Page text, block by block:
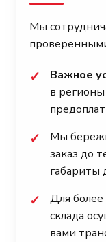
Мы
✓ Важное
в регионы
✓
Мы
заказ до
габариты
✓
Для более
склада
вами